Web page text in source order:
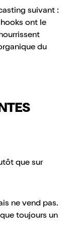
suivant :
ont le
du
que sur
ne vend pas.
toujours un